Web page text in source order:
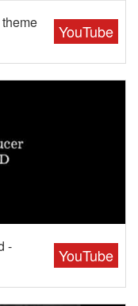
YouTube
YouTube
-